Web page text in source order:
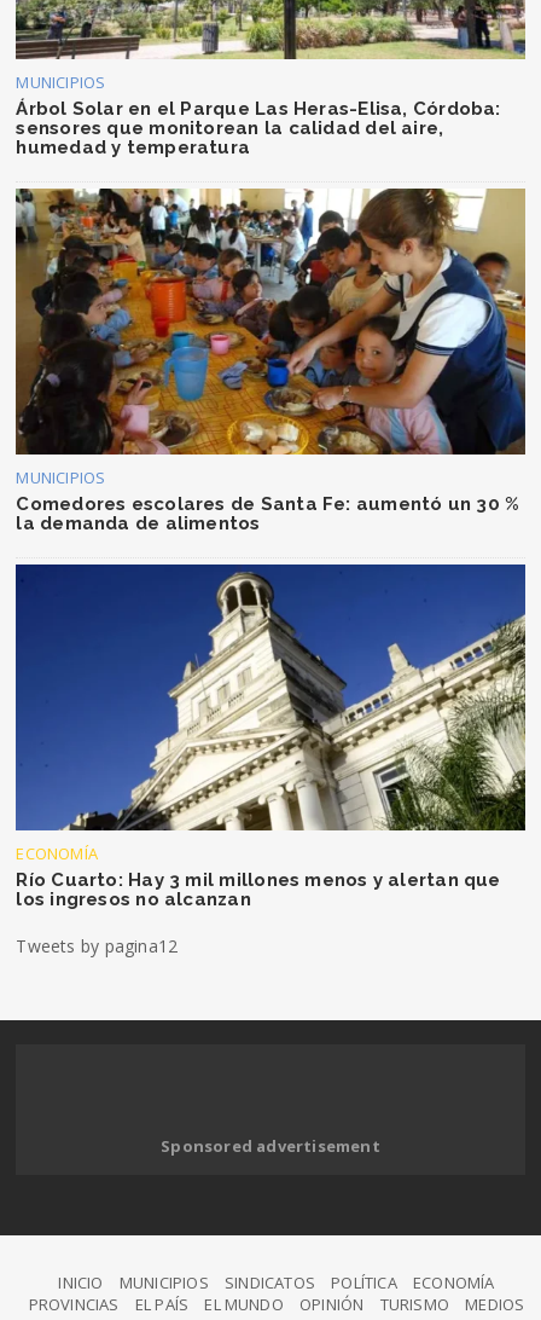
MUNICIPIOS
Árbol Solar en el Parque Las Heras-Elisa, Córdoba:
sensores que monitorean la calidad del aire,
humedad y temperatura
MUNICIPIOS
Comedores escolares de Santa Fe: aumentó un 30 %
la demanda de alimentos
ECONOMÍA
Río Cuarto: Hay 3 mil millones menos y alertan que
los ingresos no alcanzan
Tweets by pagina12
Sponsored advertisement
INICIO MUNICIPIOS SINDICATOS POLÍTICA
ECONOMÍA
PROVINCIAS
EL PAÍS EL MUNDO OPINIÓN TURISMO MEDIOS